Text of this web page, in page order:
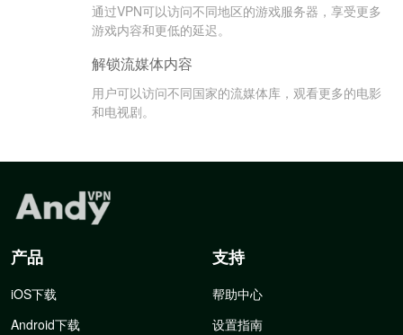
通过VPN可以访问不同地区的游戏服务器，享受更多
游戏内容和更低的延迟。
解锁流媒体内容
用户可以访问不同国家的流媒体库，观看更多的电影
和电视剧。
产品
iOS下载
Android下载
支持
帮助中心
设置指南